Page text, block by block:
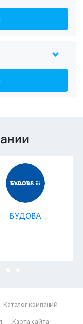
БУДОВА
Каталог компаний
Карта сайта